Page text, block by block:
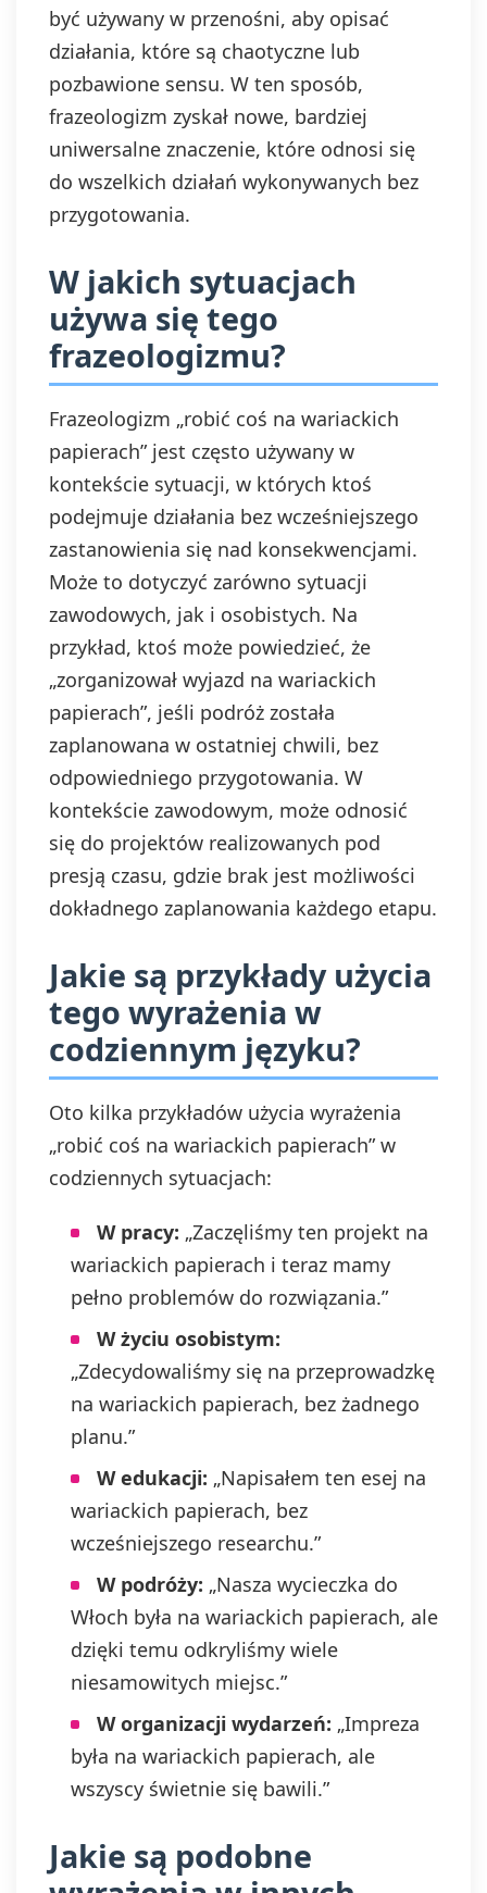
być używany w przenośni, aby opisać
działania, które są chaotyczne lub
pozbawione sensu. W ten sposób,
frazeologizm zyskał nowe, bardziej
uniwersalne znaczenie, które odnosi się
do wszelkich działań wykonywanych bez
przygotowania.
W jakich sytuacjach
używa się tego
frazeologizmu?
Frazeologizm „robić coś na wariackich
papierach” jest często używany w
kontekście sytuacji, w których ktoś
podejmuje działania bez wcześniejszego
zastanowienia się nad konsekwencjami.
Może to dotyczyć zarówno sytuacji
zawodowych, jak i osobistych. Na
przykład, ktoś może powiedzieć, że
„zorganizował wyjazd na wariackich
papierach”, jeśli podróż została
zaplanowana w ostatniej chwili, bez
odpowiedniego przygotowania. W
kontekście zawodowym, może odnosić
się do projektów realizowanych pod
presją czasu, gdzie brak jest możliwości
dokładnego zaplanowania każdego etapu.
Jakie są przykłady użycia
tego wyrażenia w
codziennym języku?
Oto kilka przykładów użycia wyrażenia
„robić coś na wariackich papierach” w
codziennych sytuacjach:
W pracy: „Zaczęliśmy ten projekt na
wariackich papierach i teraz mamy
pełno problemów do rozwiązania.”
W życiu osobistym:
„Zdecydowaliśmy się na przeprowadzkę
na wariackich papierach, bez żadnego
planu.”
W edukacji: „Napisałem ten esej na
wariackich papierach, bez
wcześniejszego researchu.”
W podróży: „Nasza wycieczka do
Włoch była na wariackich papierach, ale
dzięki temu odkryliśmy wiele
niesamowitych miejsc.”
W organizacji wydarzeń: „Impreza
była na wariackich papierach, ale
wszyscy świetnie się bawili.”
Jakie są podobne